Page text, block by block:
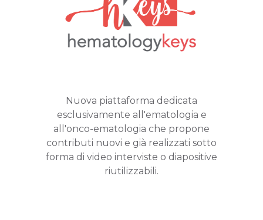
Nuova piattaforma dedicata
esclusivamente all'ematologia e
all'onco-ematologia che propone
contributi nuovi e già realizzati sotto
forma di video interviste o diapositive
riutilizzabili.